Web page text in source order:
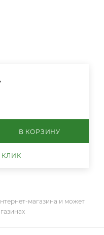
В КОРЗИНУ
КЛИК
магазина и может